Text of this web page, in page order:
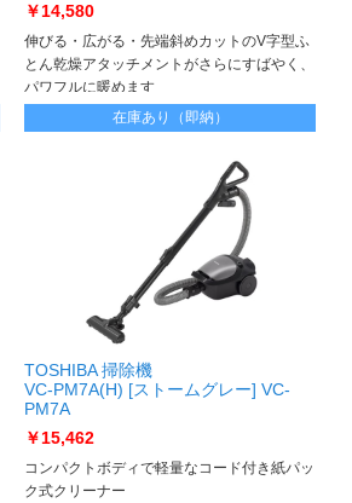
￥14,580
伸びる・広がる・先端斜めカットのV字型ふ
とん乾燥アタッチメントがさらにすばやく、
パワフルに暖めます
在庫あり（即納）
TOSHIBA 掃除機
VC-PM7A(H) [ストームグレー] VC-
PM7A
￥15,462
コンパクトボディで軽量なコード付き紙パッ
ク式クリーナー